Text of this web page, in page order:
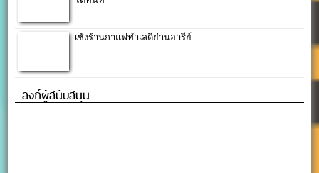
เซ้งร้านกาแฟทำเลดีย่านอารีย์
ลิงก์ผู้สนับสนุน